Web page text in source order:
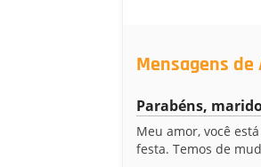
Mensagens
Parabéns,
Meu amor, você
festa. Temos de